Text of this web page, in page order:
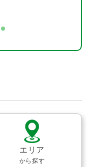
エリア
から探す